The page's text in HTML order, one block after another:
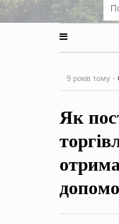
9 років тому -
на період
0
Як